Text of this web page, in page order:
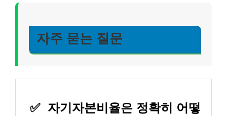
자주 묻는 질문
✅ 자기자본비율은 정확히 어떻